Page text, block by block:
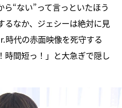
“ない”って言っといたほう
るなか、ジェシーは絶対に見
時代の赤面映像を死守する
間短っ！」と大急ぎで隠し